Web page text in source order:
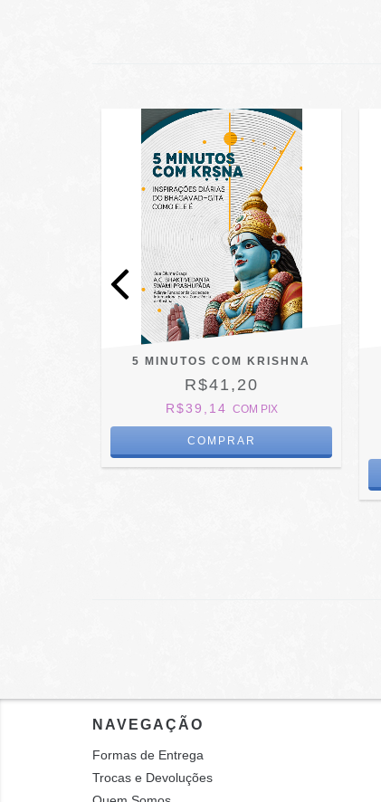
5 MINUTOS COM KRISHNA
R$41,20
R$39,14 COM PIX
NAVEGAÇÃO
Formas de Entrega
Trocas e Devoluções